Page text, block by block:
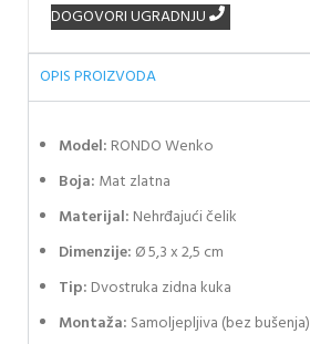
DOGOVORI UGRADNJU
OPIS PROIZVODA
Model: RONDOWenko
Boja: Mat zlatna
Materijal: Nehrđajući čelik
Dimenzije: Ø 5,3 x 2,5 cm
Tip: Dvostruka zidna kuka
Montaža: Samoljepljiva (bez bušenja)